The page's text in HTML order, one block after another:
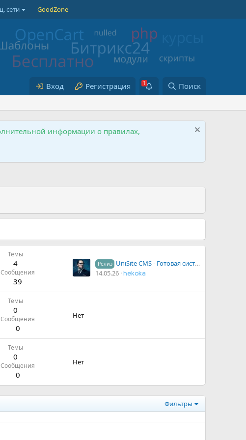
сети GoodZone
Вход Регистрация Поиск
информации о правилах,
Темы
4
Сообщения
39
Релиз UniSite CMS - Готовая система для запуска досок объявлений, маркетплейсов
14.05.26
hekoka
Темы
0
Сообщения
0
Нет
Темы
0
Сообщения
0
Нет
Фильтры